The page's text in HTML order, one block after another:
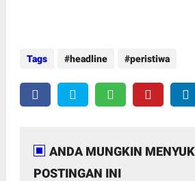
Tags headline peristiwa
ANDA MUNGKIN
POSTINGAN INI